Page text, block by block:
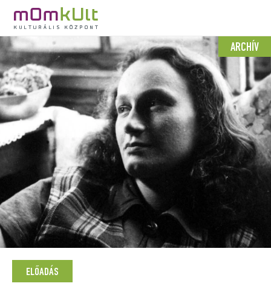
ARCHÍV
ELŐADÁS